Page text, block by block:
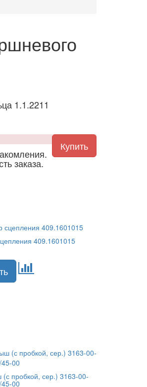
1.1.2211
заказа.
409.1601015
пробкой, сер.) 3163-00-
00